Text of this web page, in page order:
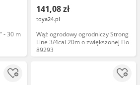
- 30 m
141,08 zł
toya24.pl
Wąż ogrodowy ogrodniczy Strong
Line 3/4cal 20m o zwiększonej Flo
89293